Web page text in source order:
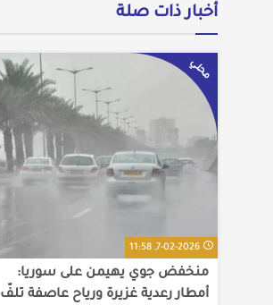
أخبار ذات صلة
محلي
7-02-2026, 11:58
منخفض جوي يهيمن على سوريا:
أمطار رعدية غزيرة ورياح عاصفة تلفّ